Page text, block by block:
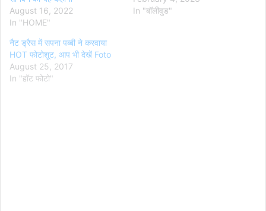
August 16, 2022
In "HOME"
In "बॉलीवुड"
नैट ड्रैस में सपना पब्बी ने करवाया
HOT फोटोशूट, आप भी देखें Foto
August 25, 2017
In "हॉट फोटो"